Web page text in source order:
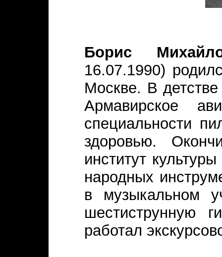
Борис
16.07.1990)
Москве. В
Армавирское
специальности
здоровью.
институт
народных
в музыкальном
шестиструнную
работал